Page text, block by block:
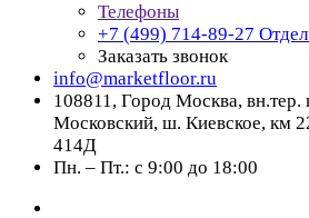
Телефоны
+7 (499) 714-89-27
Заказать звонок
info@marketfloor.ru
108811, Город Москва, вн.тер.
Московский, ш. Киевское, км
414Д
Пн. – Пт.: с 9:00 до 18:00